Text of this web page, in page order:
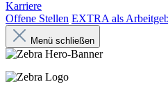
Karriere
Offene Stellen EXTRA als
Menü schließen